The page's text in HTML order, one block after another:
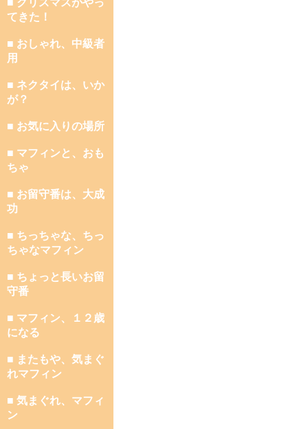
■ クリスマスがやっ
てきた！
■ おしゃれ、中級者
用
■ ネクタイは、いか
が？
■ お気に入りの場所
■ マフィンと、おも
ちゃ
■ お留守番は、大成
功
■ ちっちゃな、ちっ
ちゃなマフィン
■ ちょっと長いお留
守番
■ マフィン、１２歳
になる
■ またもや、気まぐ
れマフィン
■ 気まぐれ、マフィ
ン